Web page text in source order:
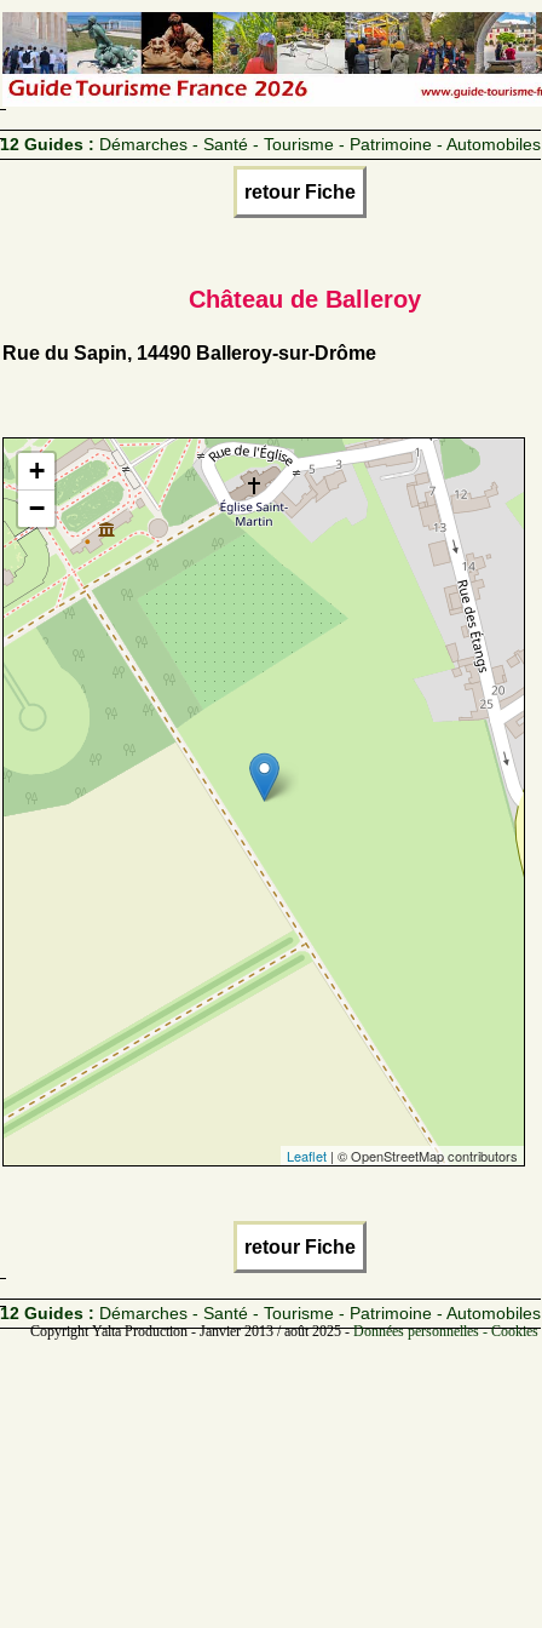
12 Guides : Démarches - Santé - Tourisme - Patrimoine - Automobiles
retour Fiche
Château de Balleroy
Rue du Sapin, 14490 Balleroy-sur-Drôme
+
−
Leaflet | © OpenStreetMap contributors
retour Fiche
12 Guides : Démarches - Santé - Tourisme - Patrimoine - Automobiles
Copyright Yalta Production - Janvier 2013 / août 2025 -Données personnelles -